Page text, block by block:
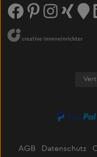
AGB Datenschutz